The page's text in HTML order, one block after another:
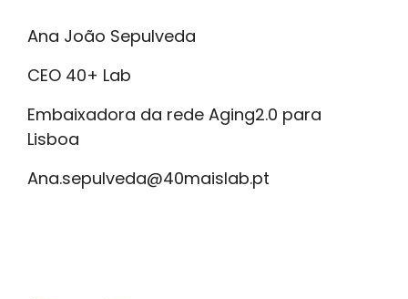
Ana João Sepulveda
CEO 40+ Lab
Embaixadora da rede Aging2.0 para
Lisboa
Ana.sepulveda@40maislab.pt